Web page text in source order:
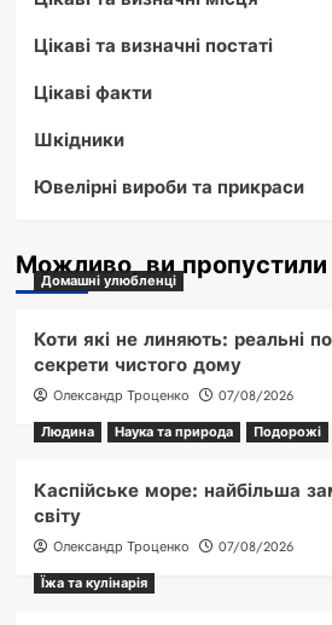
Цікаві та визначні постаті
Цікаві факти
Шкідники
Ювелірні вироби та прикраси
Можливо, ви пропустили
Домашні улюбленці
Коти які не линяють: реальні
секрети чистого дому
Олександр Троценко
07/08/2026
Людина
Наука та природа Подорожі
Каспійське море: найбільша
світу
Олександр Троценко
07/08/2026
Їжа та кулінарія